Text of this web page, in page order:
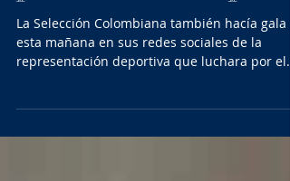
promete buen deporte
La Selección Colombiana también hacía gala
esta mañana en sus redes sociales de la
triunfo en...